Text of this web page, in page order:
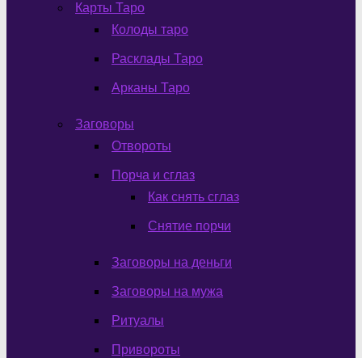
Карты Таро
Колоды таро
Расклады Таро
Арканы Таро
Заговоры
Отвороты
Порча и сглаз
Как снять сглаз
Снятие порчи
Заговоры на деньги
Заговоры на мужа
Ритуалы
Привороты